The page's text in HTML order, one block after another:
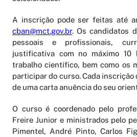
A inscrição pode ser feitas até
cban@mct.gov.br. Os candidatos
pessoais e profissionais,
justificativa com no máximo 10
trabalho científico, bem como os
participar do curso. Cada inscrição
de uma carta anuência do seu
O curso é coordenado pelo
Freire Junior e ministrados pelo
Pimentel, André Pinto, Carlos